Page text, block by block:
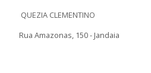
QUEZIA CLEMENTINO
Rua Amazonas, 150 - Jandaia